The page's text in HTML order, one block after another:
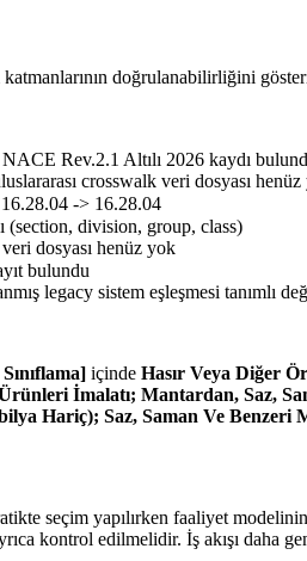
doğrulanabilirliğini
Rev.2.1 Altılı 2026 kaydı
crosswalk veri dosyası
-> 16.28.04
division, group, class)
dosyası henüz yok
bulundu
legacy sistem eşleşmesi tanımlı
içinde Hasır Veya Diğer
İmalatı; Mantardan, Saz,
Hariç); Saz, Saman Ve Benzeri
seçim yapılırken faaliyet
kontrol edilmelidir. İş akışı daha